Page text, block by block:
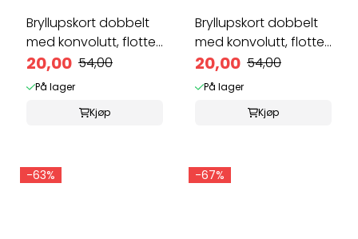
Bryllupskort dobbelt
med konvolutt, flotte
...
20,00 54,00
På lager
Kjøp
Bryllupskort dobbelt
med konvolutt, flotte
...
20,00 54,00
På lager
Kjøp
-63% -67%